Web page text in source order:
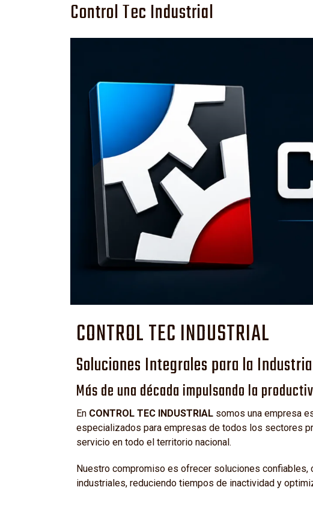
Control Tec Industrial
CONTROL TEC INDUSTRIAL
Soluciones Integrales para la
Más de una década impulsando la
En CONTROL TEC INDUSTRIAL somos una empresa
especializados para empresas de todos los sectores
servicio en todo el territorio nacional.
Nuestro compromiso es ofrecer soluciones
industriales, reduciendo tiempos de inactividad y